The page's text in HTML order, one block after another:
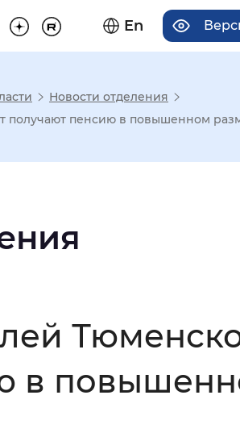
En
монохромный
Новости отделения
получают пенсию в повышенном
в